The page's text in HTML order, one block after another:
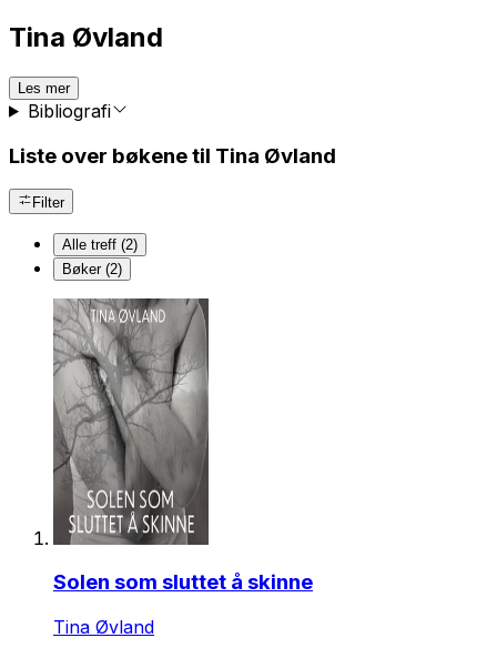
Tina Øvland
Les mer
Bibliografi
Liste over bøkene til Tina Øvland
Filter
Alle treff (2)
Bøker (2)
Solen som sluttet å skinne
Tina Øvland